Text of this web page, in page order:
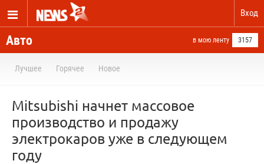
Вход
Авто в мою ленту 3157
Лучшее Горячее Новое
Mitsubishi начнет массовое
производство и продажу
электрокаров уже в следующем
году